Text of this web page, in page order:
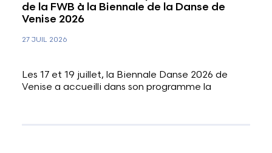
de la FWB à la Biennale de la Danse de
Venise 2026
27 JUIL 2026
Les 17 et 19 juillet, la Biennale Danse 2026 de
Venise a accueilli dans son programme la